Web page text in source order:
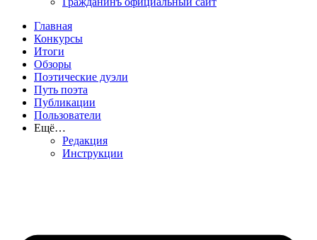
Главная
Конкурсы
Итоги
Обзоры
Поэтические дуэли
Путь поэта
Публикации
Пользователи
Ещё…
Редакция
Инструкции